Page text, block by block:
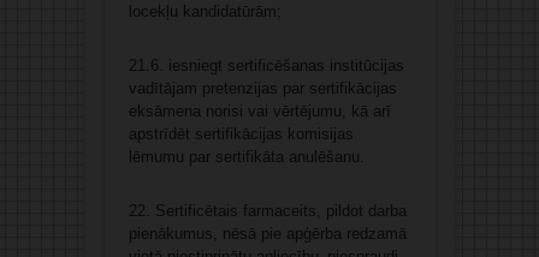
locekļu kandidatūrām;
21.6. iesniegt sertificēšanas institūcijas
vadītājam pretenzijas par sertifikācijas
eksāmena norisi vai vērtējumu, kā arī
apstrīdēt sertifikācijas komisijas
lēmumu par sertifikāta anulēšanu.
22. Sertificētais farmaceits, pildot darba
pienākumus, nēsā pie apģērba redzamā